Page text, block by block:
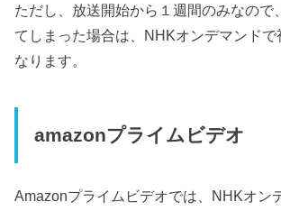
ただし、放送開始から１週間のみなので
てしまった場合は、NHKオンデマンドで
なります。
amazonプライムビデオ
Amazonプライムビデオでは、NHKオン